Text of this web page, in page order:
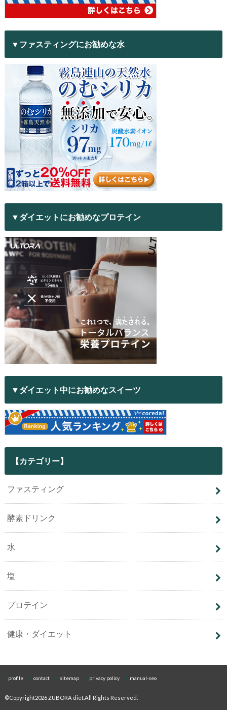
▼ファスティングにお勧めな水
▼ダイエットにお勧めなプロテイン
▼ダイエット中にお勧めなスイーツ
【カテゴリー】
ファスティング
酵素ドリンク
水
塩
プロテイン
健康・ダイエット
profile contact sitemap privacy policy manual-seo
©Copyright2026ZUBORA diet.All Rights Reserved.